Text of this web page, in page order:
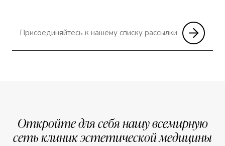
Откройте для себя нашу всемирную
сеть клиник эстетической медицины